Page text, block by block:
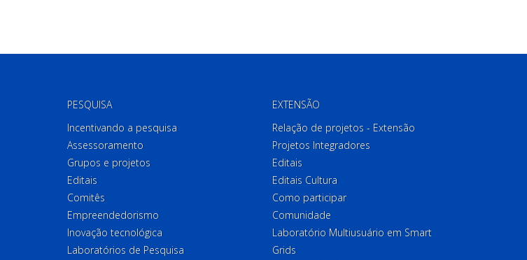
PESQUISA
Incentivando a pesquisa
Assessoramento
Grupos e projetos
Editais
Comitês
Empreendedorismo
Inovação tecnológica
Laboratórios de Pesquisa
EXTENSÃO
Relação de projetos - Extensão
Projetos Integradores
Editais
Editais Cultura
Como participar
Comunidade
Laboratório Multiusuário em Smart
Grids